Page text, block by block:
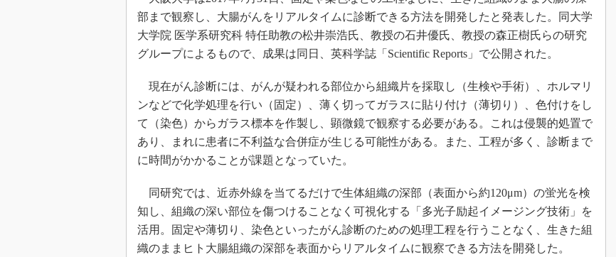
産業オープンネット展
3Dプリンタ
デジタルツインとCAE
S＆OP
イノベーション
製造業ビッグデータ
メイドインジャパン
海外生産
グローバル設計・開発
制御セキュリティ
部まで観察し、大腸がんをリアルタイムに診断できる方法を開発したと発表した。同大学
大学院 医学系研究科 特任助教の松井崇浩氏、教授の石井優氏、教授の森正樹氏らの研究
グループによるもので、成果は同日、英科学誌「Scientific Reports」で公開された。
現在がん診断には、がんが疑われる部位から組織片を採取し（生検や手術）、ホルマリ
ンなどで化学処理を行い（固定）、薄く切ってガラスに貼り付け（薄切り）、色付けをし
て（染色）からガラス標本を作製し、顕微鏡で観察する必要がある。これは侵襲的処置で
あり、まれに患者に不利益な合併症が生じる可能性がある。また、工程が多く、診断まで
に時間がかかることが課題となっていた。
同研究では、近赤外線を当てるだけで生体組織の深部（表面から約120μm）の蛍光を検
知し、組織の深い部位を傷つけることなく可視化する「多光子励起イメージング技術」を
活用。固定や薄切り、染色といったがん診断のための処理工程を行うことなく、生きた組
織のままヒト大腸組織の深部を表面からリアルタイムに観察できる方法を開発した。